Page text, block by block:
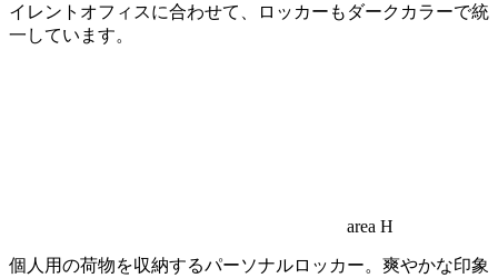
イレントオフィスに合わせて、ロッカーもダークカラーで統
一しています。
area H
個人用の荷物を収納するパーソナルロッカー。爽やかな印象